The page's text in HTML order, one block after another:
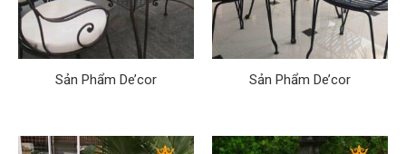
Sản Phẩm De’cor Sản Phẩm De’cor